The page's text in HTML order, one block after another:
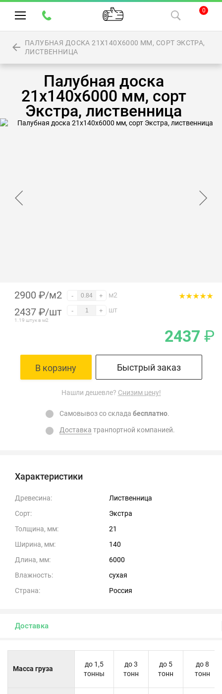
0
ПАЛУБНАЯ ДОСКА 21Х140Х6000 ММ, СОРТ ЭКСТРА,
ЛИСТВЕННИЦА
Палубная доска
21х140х6000 мм, сорт
Экстра, лиственница
Характеристики
Древесина:
Лиственница
Сорт:
Экстра
Толщина, мм:
21
Ширина, мм:
140
Длина, мм:
6000
Влажность:
сухая
Страна:
Россия
2900 ₽/м2 - + м2
2437 ₽/шт
1.19 штук в м2
- + шт
2437 ₽
В корзину Быстрый заказ
Нашли дешевле? Снизим цену!
Самовывоз со склада бесплатно.
Доставка транпортной компанией.
Доставка
Масса груза
до 1,5
тонны
до 3
тонн
до 5
тонн
до 8
тонн